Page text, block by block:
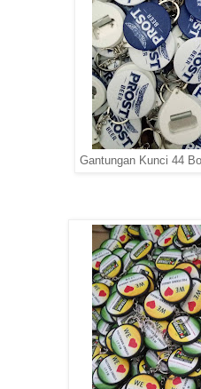
Gantungan Kunci 44